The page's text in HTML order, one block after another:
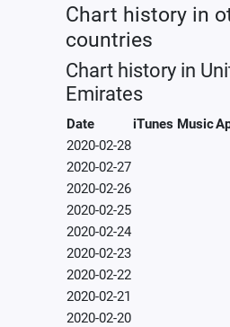
Chart history in
countries
Chart history in
Emirates
Date iTunes Music
2020-02-28
2020-02-27
2020-02-26
2020-02-25
2020-02-24
2020-02-23
2020-02-22
2020-02-21
2020-02-20